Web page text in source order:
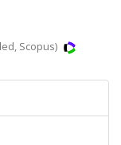
Scopus)